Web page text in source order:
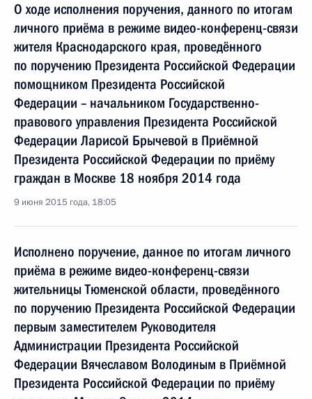
О ходе исполнения поручения, данного по итогам
личного приёма в режиме видео-конференц-связи
жителя Краснодарского края, проведённого
по поручению Президента Российской Федерации
помощником Президента Российской
Федерации – начальником Государственно-
правового управления Президента Российской
Федерации Ларисой Брычевой в Приёмной
Президента Российской Федерации по приёму
граждан в Москве 18 ноября 2014 года
9 июня 2015 года, 18:05
Исполнено поручение, данное по итогам личного
приёма в режиме видео-конференц-связи
жительницы Тюменской области, проведённого
по поручению Президента Российской Федерации
первым заместителем Руководителя
Администрации Президента Российской
Федерации Вячеславом Володиным в Приёмной
Президента Российской Федерации по приёму